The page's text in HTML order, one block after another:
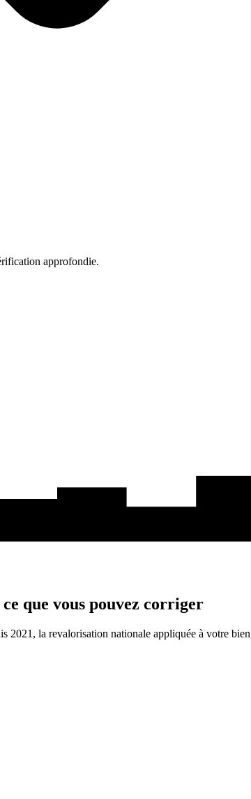
approfondie.
que vous pouvez corriger
la revalorisation nationale appliquée à votre